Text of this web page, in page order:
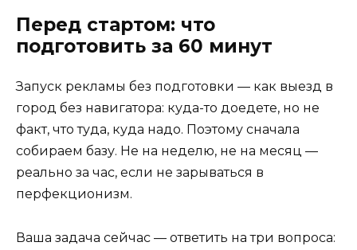
Перед стартом: что
подготовить за 60 минут
Запуск рекламы без подготовки — как выезд в
город без навигатора: куда-то доедете, но не
факт, что туда, куда надо. Поэтому сначала
собираем базу. Не на неделю, не на месяц —
реально за час, если не зарываться в
перфекционизм.
Ваша задача сейчас — ответить на три вопроса: